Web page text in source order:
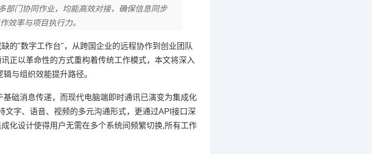
部门协同作业，均能高效对接，确保信息同步
效率与项目执行力。
的"数字工作台"，从跨国企业的远程协作到创业团队
正以革命性的方式重构着传统工作模式，本文将深入
与组织效能提升路径。
础消息传递，而现代电脑端即时通讯已演变为集成化
字、语音、视频的多元沟通形式，更通过API接口深
化设计使得用户无需在多个系统间频繁切换,所有工作